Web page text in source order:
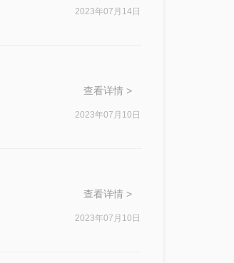
2023年07月14日
查看详情 >
2023年07月10日
查看详情 >
2023年07月10日